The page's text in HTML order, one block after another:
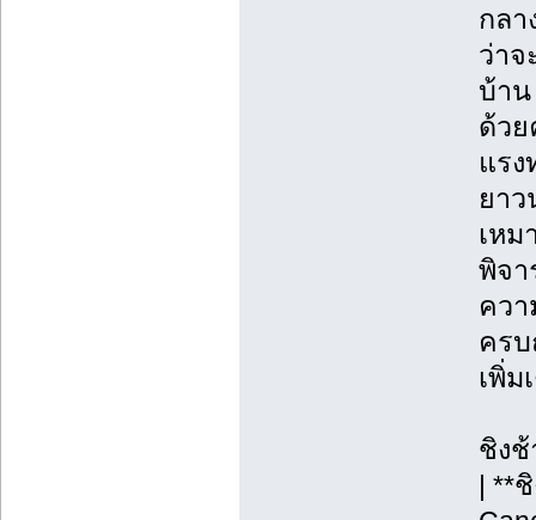
กลา
ว่าจ
บ้าน
ด้วย
แร
ยาว
เหม
พิจา
ควา
คร
เพิ่ม
ชิงช้
| **